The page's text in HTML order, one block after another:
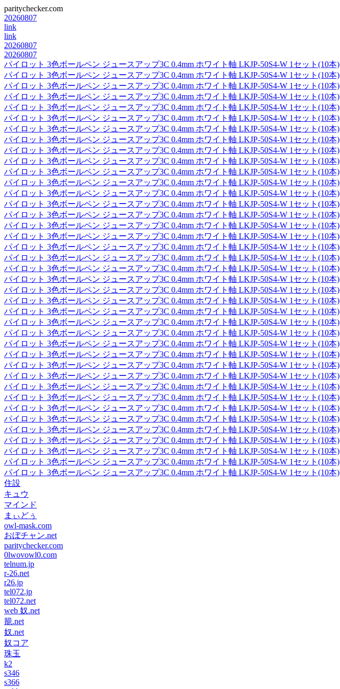
paritychecker.com
20260807
link
link
20260807
20260807
パイロット 3色ボールペン ジュースアップ3C 0.4mm ホワイト軸 LKJP-50S4-W 1セット(10本)
パイロット 3色ボールペン ジュースアップ3C 0.4mm ホワイト軸 LKJP-50S4-W 1セット(10本)
パイロット 3色ボールペン ジュースアップ3C 0.4mm ホワイト軸 LKJP-50S4-W 1セット(10本)
パイロット 3色ボールペン ジュースアップ3C 0.4mm ホワイト軸 LKJP-50S4-W 1セット(10本)
パイロット 3色ボールペン ジュースアップ3C 0.4mm ホワイト軸 LKJP-50S4-W 1セット(10本)
パイロット 3色ボールペン ジュースアップ3C 0.4mm ホワイト軸 LKJP-50S4-W 1セット(10本)
パイロット 3色ボールペン ジュースアップ3C 0.4mm ホワイト軸 LKJP-50S4-W 1セット(10本)
パイロット 3色ボールペン ジュースアップ3C 0.4mm ホワイト軸 LKJP-50S4-W 1セット(10本)
パイロット 3色ボールペン ジュースアップ3C 0.4mm ホワイト軸 LKJP-50S4-W 1セット(10本)
パイロット 3色ボールペン ジュースアップ3C 0.4mm ホワイト軸 LKJP-50S4-W 1セット(10本)
パイロット 3色ボールペン ジュースアップ3C 0.4mm ホワイト軸 LKJP-50S4-W 1セット(10本)
パイロット 3色ボールペン ジュースアップ3C 0.4mm ホワイト軸 LKJP-50S4-W 1セット(10本)
パイロット 3色ボールペン ジュースアップ3C 0.4mm ホワイト軸 LKJP-50S4-W 1セット(10本)
パイロット 3色ボールペン ジュースアップ3C 0.4mm ホワイト軸 LKJP-50S4-W 1セット(10本)
パイロット 3色ボールペン ジュースアップ3C 0.4mm ホワイト軸 LKJP-50S4-W 1セット(10本)
パイロット 3色ボールペン ジュースアップ3C 0.4mm ホワイト軸 LKJP-50S4-W 1セット(10本)
パイロット 3色ボールペン ジュースアップ3C 0.4mm ホワイト軸 LKJP-50S4-W 1セット(10本)
パイロット 3色ボールペン ジュースアップ3C 0.4mm ホワイト軸 LKJP-50S4-W 1セット(10本)
パイロット 3色ボールペン ジュースアップ3C 0.4mm ホワイト軸 LKJP-50S4-W 1セット(10本)
パイロット 3色ボールペン ジュースアップ3C 0.4mm ホワイト軸 LKJP-50S4-W 1セット(10本)
パイロット 3色ボールペン ジュースアップ3C 0.4mm ホワイト軸 LKJP-50S4-W 1セット(10本)
パイロット 3色ボールペン ジュースアップ3C 0.4mm ホワイト軸 LKJP-50S4-W 1セット(10本)
パイロット 3色ボールペン ジュースアップ3C 0.4mm ホワイト軸 LKJP-50S4-W 1セット(10本)
パイロット 3色ボールペン ジュースアップ3C 0.4mm ホワイト軸 LKJP-50S4-W 1セット(10本)
パイロット 3色ボールペン ジュースアップ3C 0.4mm ホワイト軸 LKJP-50S4-W 1セット(10本)
パイロット 3色ボールペン ジュースアップ3C 0.4mm ホワイト軸 LKJP-50S4-W 1セット(10本)
パイロット 3色ボールペン ジュースアップ3C 0.4mm ホワイト軸 LKJP-50S4-W 1セット(10本)
パイロット 3色ボールペン ジュースアップ3C 0.4mm ホワイト軸 LKJP-50S4-W 1セット(10本)
パイロット 3色ボールペン ジュースアップ3C 0.4mm ホワイト軸 LKJP-50S4-W 1セット(10本)
パイロット 3色ボールペン ジュースアップ3C 0.4mm ホワイト軸 LKJP-50S4-W 1セット(10本)
パイロット 3色ボールペン ジュースアップ3C 0.4mm ホワイト軸 LKJP-50S4-W 1セット(10本)
パイロット 3色ボールペン ジュースアップ3C 0.4mm ホワイト軸 LKJP-50S4-W 1セット(10本)
パイロット 3色ボールペン ジュースアップ3C 0.4mm ホワイト軸 LKJP-50S4-W 1セット(10本)
パイロット 3色ボールペン ジュースアップ3C 0.4mm ホワイト軸 LKJP-50S4-W 1セット(10本)
パイロット 3色ボールペン ジュースアップ3C 0.4mm ホワイト軸 LKJP-50S4-W 1セット(10本)
パイロット 3色ボールペン ジュースアップ3C 0.4mm ホワイト軸 LKJP-50S4-W 1セット(10本)
パイロット 3色ボールペン ジュースアップ3C 0.4mm ホワイト軸 LKJP-50S4-W 1セット(10本)
パイロット 3色ボールペン ジュースアップ3C 0.4mm ホワイト軸 LKJP-50S4-W 1セット(10本)
パイロット 3色ボールペン ジュースアップ3C 0.4mm ホワイト軸 LKJP-50S4-W 1セット(10本)
住設
キュウ
マインド
まぃどぅ
owl-mask.com
おぼチャン.net
paritychecker.com
0lwovowl0.com
telnum.jp
r-26.net
r26.jp
tel072.jp
tel072.net
web 奴.net
籠.net
奴.net
奴コア
珠玉
k2
s346
s366